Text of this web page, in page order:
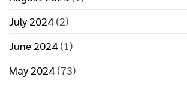
July 2024 (2)
June 2024 (1)
May 2024 (73)